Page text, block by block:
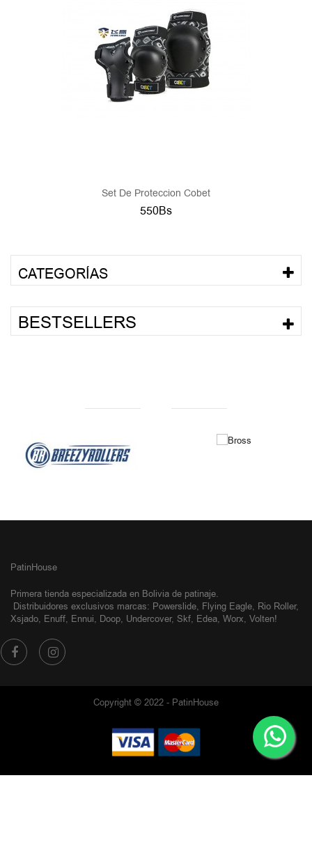
Set De Proteccion Cobet
550Bs
CATEGORÍAS
BESTSELLERS
PatinHouse
Primera tienda especializada en Bolivia de patinaje.
Distribuidores exclusivos marcas: Powerslide, Flying Eagle, Rio Roller,
Xsjado, Enuff, Ennui, Doop, Undercover, Skf, Edea, Worx, Volten!
Copyright © 2022 - PatinHouse